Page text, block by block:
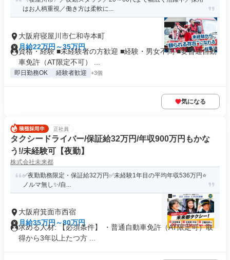
はお人柄重視／働き方は柔軟に...
大阪府寝屋川市仁和寺本町
月給22万円～35万円
資格・経験 ■未経験者の方歓迎 ■経験・男女不問 ■要普通自動
車免許（AT限定不可） ...
即日勤務OK 経験者歓迎 +3個
気になる
正社員
タクシードライバー/保証給32万円/年収900万円もかな
う!/未経験可【夜勤】
株式会社未来都
✅️夜勤勤務限定・保証給32万円✅️未経験1年目の平均年収536万円⭐️
ノルマ無し✨️/自...
大阪府箕面市西宿
月給35万円～80万円
求める人材: 【必須条件】 ・普通自動車免許（AT限定可）取
得から3年以上たつ方 ...